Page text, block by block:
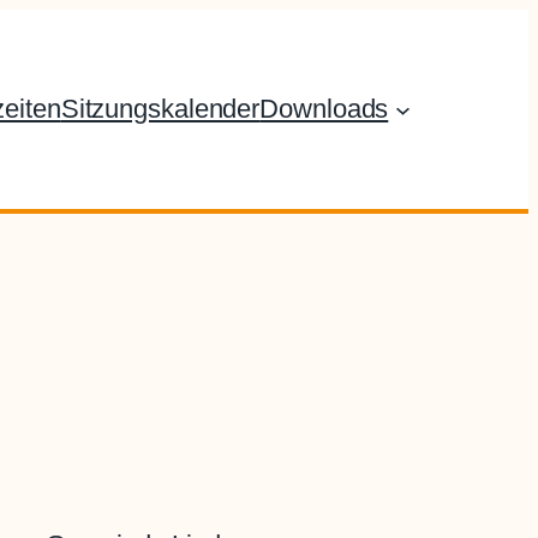
SitzungskalenderDownloads